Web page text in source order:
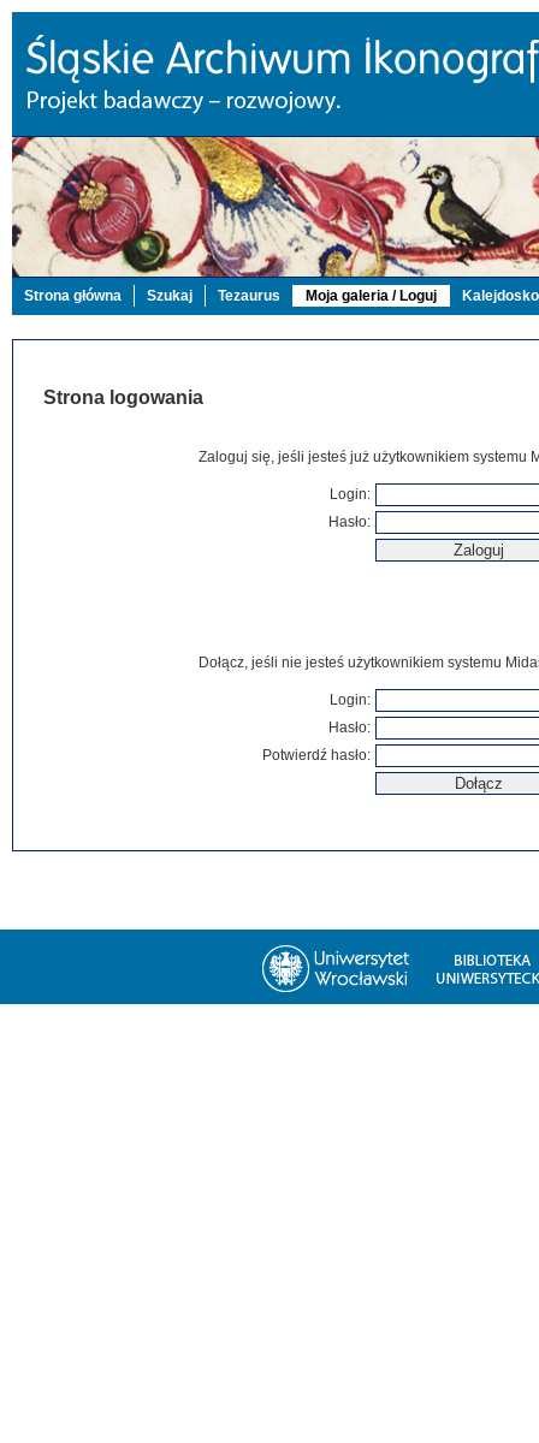
Strona główna Szukaj Tezaurus Moja galeria / Loguj
Strona logowania
Zaloguj się, jeśli jesteś już użytkownikiem systemu
Login:
Hasło:
Dołącz, jeśli nie jesteś użytkownikiem systemu
Login:
Hasło:
Potwierdź hasło: